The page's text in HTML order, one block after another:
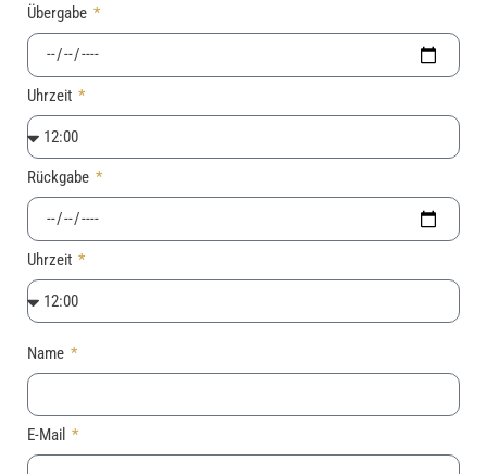
Übergabe
Uhrzeit
Rückgabe
Uhrzeit
Name
E-Mail